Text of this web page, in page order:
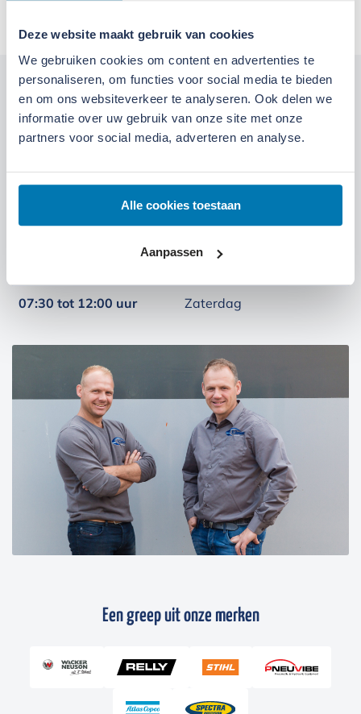
Deze website maakt gebruik van cookies
We gebruiken cookies om content en advertenties te
personaliseren, om functies voor social media te bieden
en om ons websiteverkeer te analyseren. Ook delen we
informatie over uw gebruik van onze site met onze
partners voor social media, adverteren en analyse.
Alle cookies toestaan
Aanpassen
Kom langs bij onze locaties
Locatie EdeLocatie Ruinerwold
We zijn gevestigd aan deBroeksteeg 1 in Ede.
Maandag t/m zaterdag open. Bereikbaar via
265555.Bekijk deze locatie.
07:30 tot 12:00 uur Zaterdag
Een greep uit onze merken